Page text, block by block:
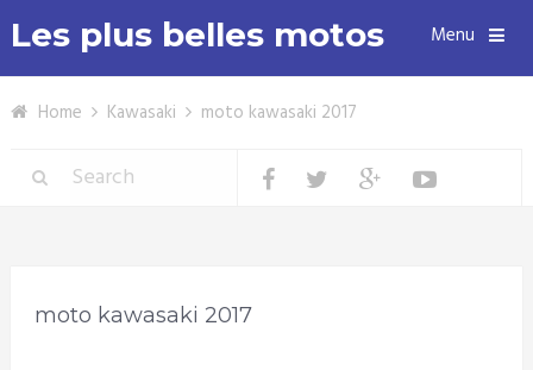
Les plus belles motos Menu
Home Kawasaki moto kawasaki 2017
moto kawasaki 2017